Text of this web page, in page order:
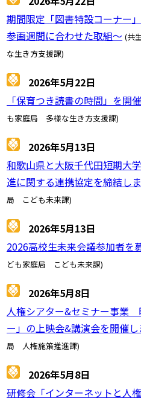
期間限定「図書特設コーナー
参画週間に合わせた取組～ (共
な生き方支援課)
2026年5月22日
「保育つき読書の時間」を開
も家庭局 多様な生き方支援課)
2026年5月13日
和歌山県と大阪千代田短期大
進に関する連携協定を締結し
局 こども未来課)
2026年5月13日
2026高校生未来会議参加者を
ども家庭局 こども未来課)
2026年5月8日
人権シアター&セミナー事業
ー」の上映会&講演会を開催し
局 人権施策推進課)
2026年5月8日
研修会「インターネットと人